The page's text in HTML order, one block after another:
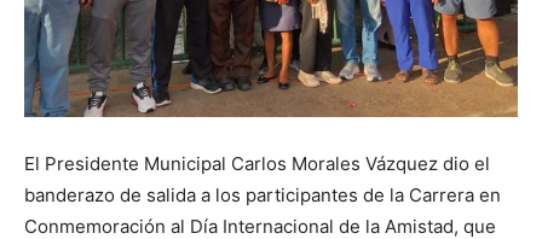
El Presidente Municipal Carlos Morales Vázquez dio el
banderazo de salida a los participantes de la Carrera en
Conmemoración al Día Internacional de la Amistad, que